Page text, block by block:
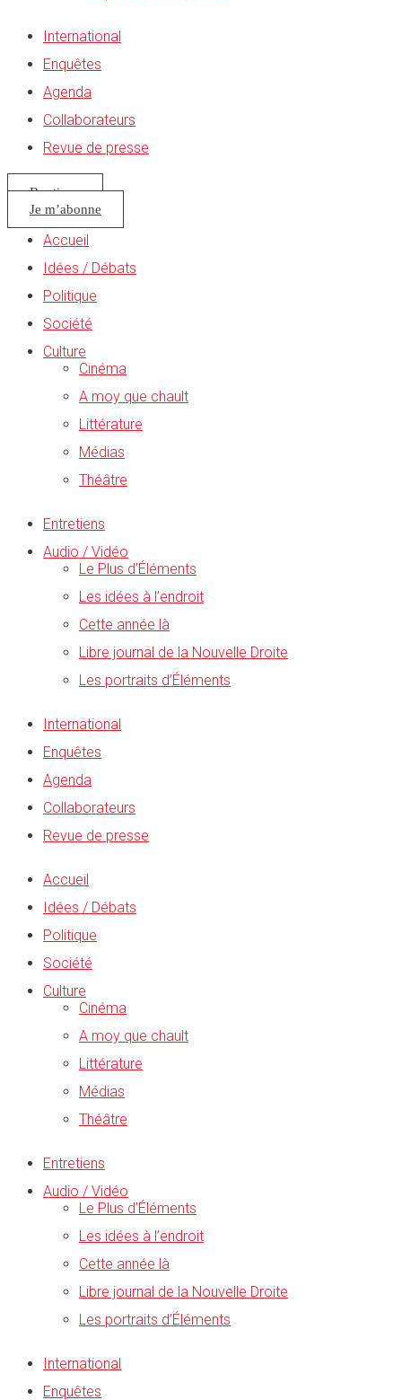
International
Enquêtes
Agenda
Collaborateurs
Revue de presse
Boutique
Je m’abonne
Accueil
Idées / Débats
Politique
Société
Culture
Cinéma
A moy que chault
Littérature
Médias
Théâtre
Entretiens
Audio / Vidéo
Le Plus d’Éléments
Les idées à l’endroit
Cette année là
Libre journal de la Nouvelle Droite
Les portraits d’Éléments
International
Enquêtes
Agenda
Collaborateurs
Revue de presse
Accueil
Idées / Débats
Politique
Société
Culture
Cinéma
A moy que chault
Littérature
Médias
Théâtre
Entretiens
Audio / Vidéo
Le Plus d’Éléments
Les idées à l’endroit
Cette année là
Libre journal de la Nouvelle Droite
Les portraits d’Éléments
International
Enquêtes